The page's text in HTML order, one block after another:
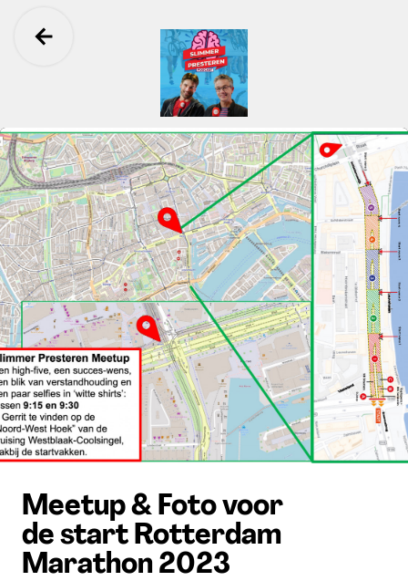
Ga terug
Slimmer Presteren Podcast
Meetup & Foto voor
de start Rotterdam
Marathon 2023